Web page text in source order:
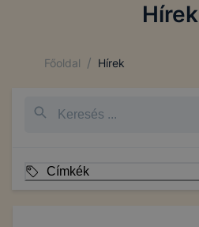
Hírek
Főoldal / Hírek
Címkék